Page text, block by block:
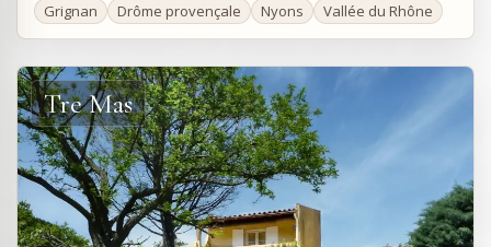
Grignan Drôme provençale Nyons Vallée du Rhône
Tre Mas